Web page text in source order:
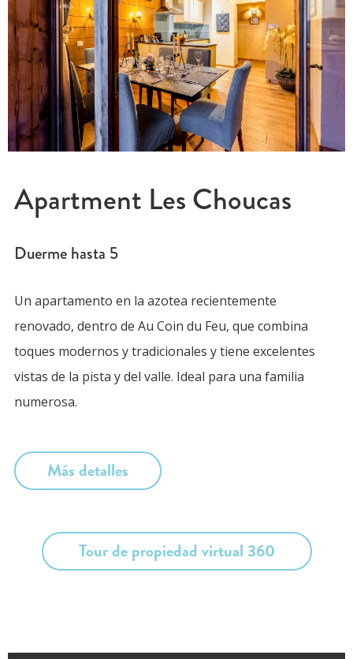
Apartment Les Choucas
Duerme hasta 5
Un apartamento en la azotea recientemente
renovado, dentro de Au Coin du Feu, que combina
toques modernos y tradicionales y tiene excelentes
vistas de la pista y del valle. Ideal para una familia
numerosa.
Más detalles
Tour de propiedad virtual 360